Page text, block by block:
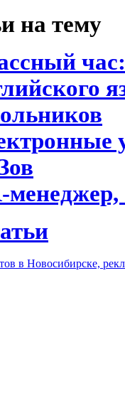
на тему
менеджер,
в Новосибирске,